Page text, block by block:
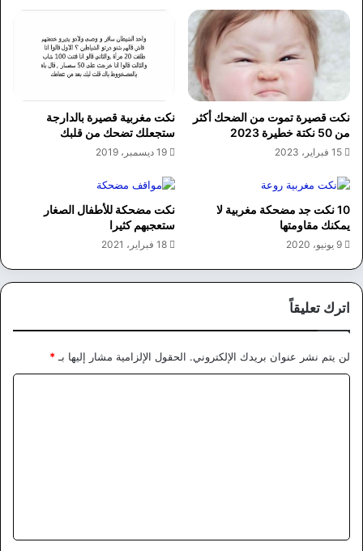
نكت قصيرة تموت من الضحك أكثر
من 50 نكتة خطيرة 2023
15 فبراير، 2023
نكت مغربية قصيرة بالدارجة
ستجعلك تضحك من قلبك
19 ديسمبر، 2019
10 نكت جد مضحكة مغربية لا
يمكنك مقاومتها
9 يونيو، 2020
نكت مضحكة للأطفال الصغار
ستعجبهم كثيرا
18 فبراير، 2021
اترك تعليقاً
لن يتم نشر عنوان بريدك الإلكتروني. الحقول الإلزامية مشار إليها بـ *